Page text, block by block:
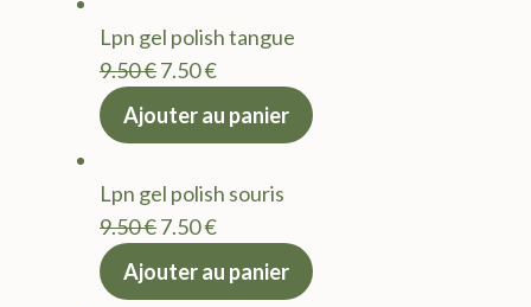
9.50 €.7.50 €.
Lpn gel polish tangue
9.50€Le
prix
9.50 €.
7.50€Le
actuel
7.50 €.
Ajouter au panier
Lpn gel polish souris
9.50€Le
prix
7.50€Le
actuel
Ajouter au panier